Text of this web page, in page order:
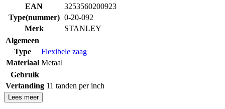
EAN
3253560200923
Type(nummer) 0-20-092
Merk
STANLEY
Algemeen
Type
Flexibele zaag
Materiaal Metaal
Gebruik
Vertanding 11 tanden per inch
Lees meer